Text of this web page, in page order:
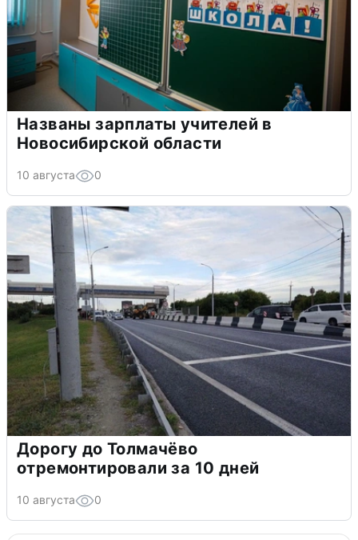
Названы зарплаты учителей в
Новосибирской области
10 августа 0
Дорогу до Толмачёво
отремонтировали за 10 дней
10 августа 0